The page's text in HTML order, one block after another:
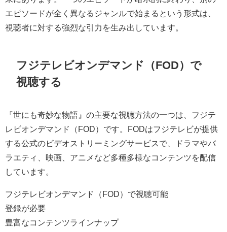
エピソードが全く異なるジャンルで始まるという形式は、
視聴者に対する強烈な引力を生み出しています。
フジテレビオンデマンド（FOD）で
視聴する
『世にも奇妙な物語』の主要な視聴方法の一つは、フジテ
レビオンデマンド（FOD）です。FODはフジテレビが提供
する公式のビデオストリーミングサービスで、ドラマやバ
ラエティ、映画、アニメなど多種多様なコンテンツを配信
しています。
フジテレビオンデマンド（FOD）で視聴可能
登録が必要
豊富なコンテンツラインナップ